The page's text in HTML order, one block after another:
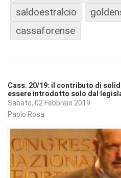
saldoestralcio
cassaforense
Cass. 20/19: il contributo di
essere introdotto solo dal
Sabato, 02 Febbraio 2019
Paolo Rosa